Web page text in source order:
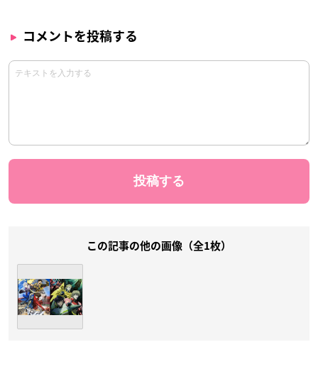
コメントを投稿する
この記事の他の画像（全1枚）